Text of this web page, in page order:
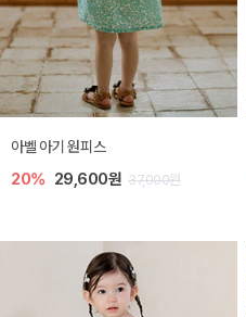
아벨 아기 원피스
20% 29,600원 37,000원